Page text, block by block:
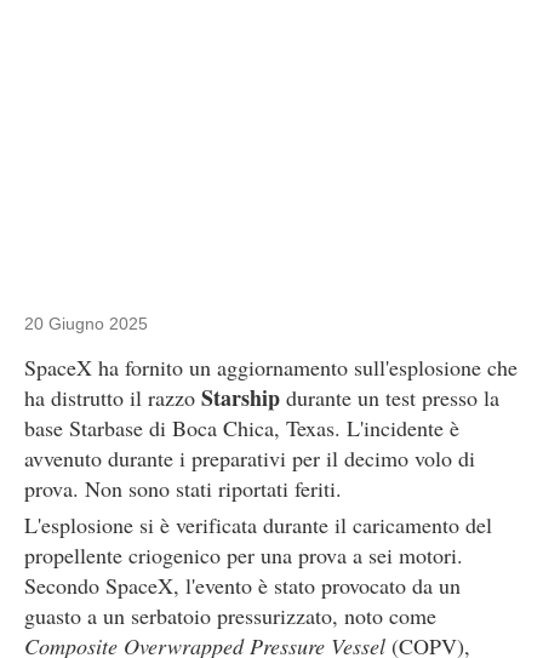
20 Giugno 2025
SpaceX ha fornito un aggiornamento sull'esplosione che
ha distrutto il razzo Starship durante un test presso la
base Starbase di Boca Chica, Texas. L'incidente è
avvenuto durante i preparativi per il decimo volo di
prova. Non sono stati riportati feriti.
L'esplosione si è verificata durante il caricamento del
propellente criogenico per una prova a sei motori.
Secondo SpaceX, l'evento è stato provocato da un
guasto a un serbatoio pressurizzato, noto come
Composite Overwrapped Pressure Vessel (COPV),